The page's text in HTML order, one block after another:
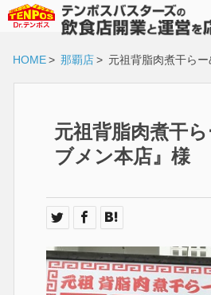
HOME> 那覇店> 元祖背脂肉煮干ら
元祖背脂肉煮干
ブメン本店』様